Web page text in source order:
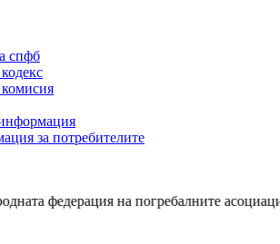
спфб
за потребителите
федерация на погребалните